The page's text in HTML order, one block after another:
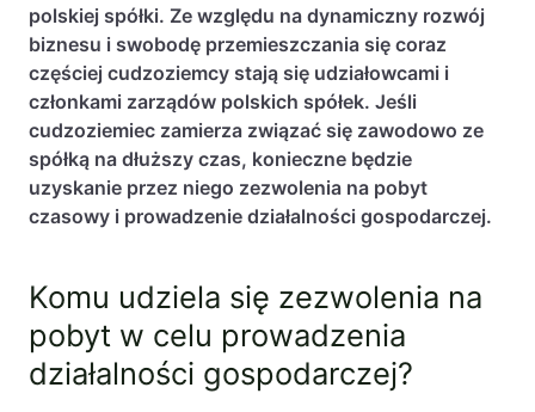
Ochrona majątku
Planowanie podatkowe
Restrukturyzacje
Spółki zagraniczne – wsparcie
przedsiębiorców poza granicami RP
Bieżące doradztwo prawne
Bieżące doradztwo prawne dla spółek z
branży IT
polskiej spółki. Ze względu na dynamiczny rozwój
biznesu i swobodę przemieszczania się coraz
częściej cudzoziemcy stają się udziałowcami i
członkami zarządów polskich spółek. Jeśli
cudzoziemiec zamierza związać się zawodowo ze
spółką na dłuższy czas, konieczne będzie
uzyskanie przez niego zezwolenia na pobyt
czasowy i prowadzenie działalności gospodarczej.
Komu udziela się zezwolenia na
pobyt w celu prowadzenia
działalności gospodarczej?